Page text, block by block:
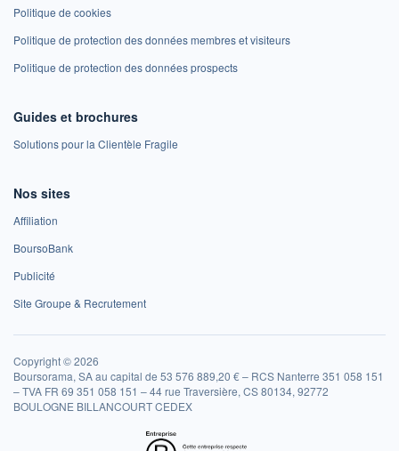
Politique de cookies
Politique de protection des données membres et visiteurs
Politique de protection des données prospects
Guides et brochures
Solutions pour la Clientèle Fragile
Nos sites
Affiliation
BoursoBank
Publicité
Site Groupe & Recrutement
Copyright © 2026
Boursorama, SA au capital de 53 576 889,20 € – RCS Nanterre 351 058 151
– TVA FR 69 351 058 151 – 44 rue Traversière, CS 80134, 92772
BOULOGNE BILLANCOURT CEDEX